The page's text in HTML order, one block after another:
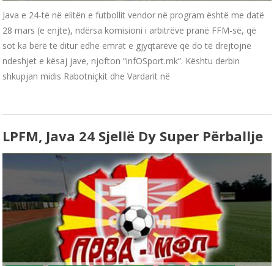
Java e 24-të në elitën e futbollit vendor në program është me datë
28 mars (e enjte), ndërsa komisioni i arbitrëve pranë FFM-së, që
sot ka bërë të ditur edhe emrat e gjyqtarëve që do të drejtojnë
ndeshjet e kësaj jave, njofton “infOSport.mk”. Kështu derbin
shkupjan midis Rabotniçkit dhe Vardarit në
LPFM, Java 24 Sjellë Dy Super Përballje